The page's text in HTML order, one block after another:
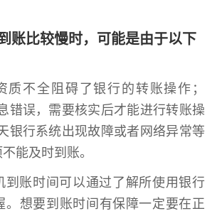
比较慢时，可能是由于以下
不全阻碍了银行的转账操作；
误，需要核实后才能进行转账操
行系统出现故障或者网络异常等
能及时到账。
账时间可以通过了解所使用银行
。想要到账时间有保障一定要在正